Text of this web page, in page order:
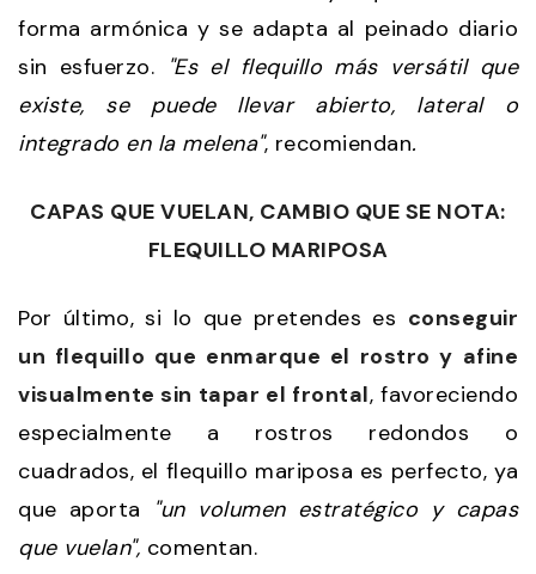
forma armónica y se adapta al peinado diario
sin esfuerzo. "Es el flequillo más versátil que
existe, se puede llevar abierto, lateral o
integrado en la melena", recomiendan.
CAPAS QUE VUELAN, CAMBIO QUE SE NOTA:
FLEQUILLO MARIPOSA
Por último, si lo que pretendes es conseguir
un flequillo que enmarque el rostro y afine
visualmente sin tapar el frontal, favoreciendo
especialmente a rostros redondos o
cuadrados, el flequillo mariposa es perfecto, ya
que aporta
"un volumen estratégico y capas
que vuelan", comentan.